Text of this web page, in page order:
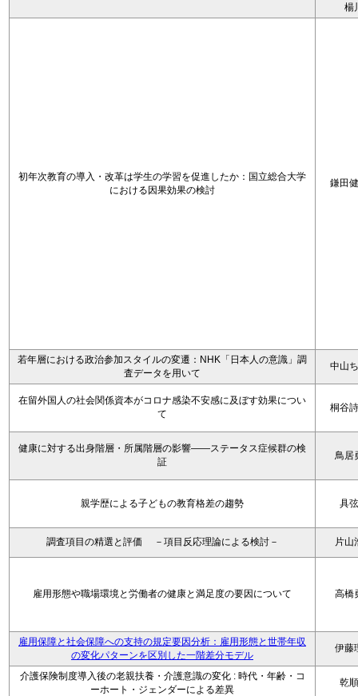
楊
初年次教育の導入・改革は学生の学習を促進したか：国立総合大学
における因果効果の検討
鎌田
若年層における政治参加スタイルの変遷：NHK「日本人の意識」調
査データを用いて
中山
在留外国人の社会関係資本がコロナ感染不安感に及ぼす効果につい
て
桐谷
健康に対する出身階層・所属階層の影響――ステータス症候群の検
証
鳥居
親学歴による子どもの教育格差の趨勢 具
調査項目の精選と評価 －項目反応理論による検討－ 片山
雇用形態や職場環境と労働者の健康と満足度の要因について 高橋
雇用保障と社会保障への支持の規定要因分析：雇用形態と世帯年収
の変化パターンを区別した一階差分モデル
伊藤
介護保険制度導入後の老親扶養・介護意識の変化 : 時代・年齢・コ
ーホート・ジェンダーによる差異
乾